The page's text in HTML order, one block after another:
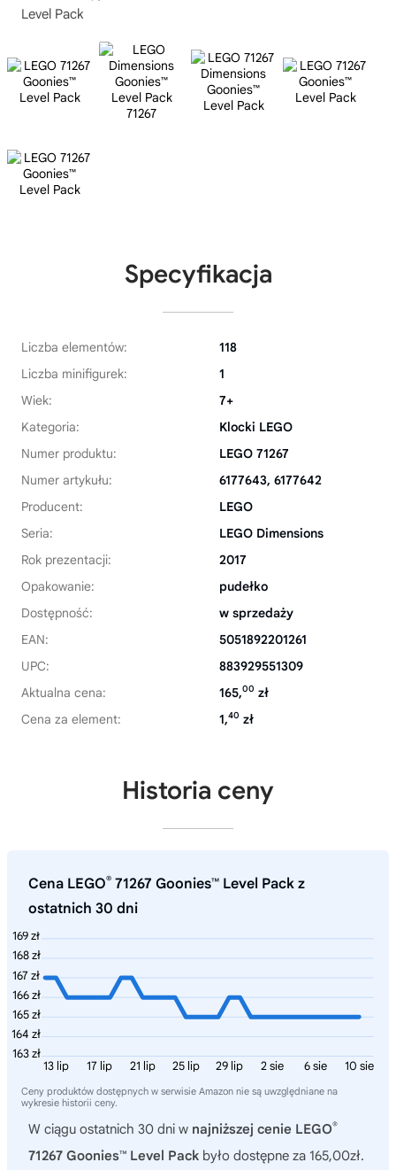
Level Pack
Specyfikacja
Liczba elementów:
118
Liczba minifigurek:
1
Wiek:
7+
Kategoria:
Klocki LEGO
Numer produktu:
LEGO 71267
Numer artykułu:
6177643, 6177642
Producent:
LEGO
Seria:
LEGO Dimensions
Rok prezentacji:
2017
Opakowanie:
pudełko
Dostępność:
w sprzedaży
EAN:
5051892201261
UPC:
883929551309
Aktualna cena:
165,00 zł
Cena za element:
1,40 zł
Historia ceny
Cena LEGO® 71267 Goonies™ Level Pack z
ostatnich 30 dni
169 zł
168 zł
167 zł
166 zł
165 zł
164 zł
163 zł
10 sie
6 sie
2 sie
29 lip
25 lip
21 lip
17 lip
13 lip
Ceny produktów dostępnych w serwisie Amazon nie są uwzględniane na
wykresie historii ceny.
W ciągu ostatnich 30 dni w najniższej cenie LEGO®
71267 Goonies™ Level Pack było dostępne za 165,00zł.